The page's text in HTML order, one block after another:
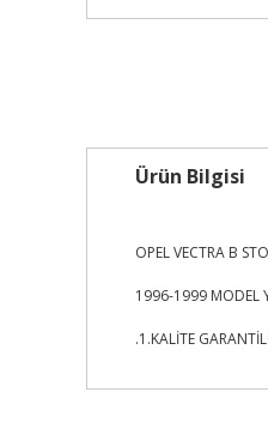
Ürün Bilgisi
OPEL VECTRA B
1996-1999 MODEL
.1.KALİTE